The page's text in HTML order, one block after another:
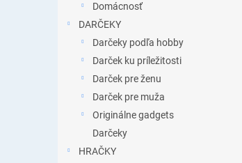
Domácnosť
DARČEKY
Darčeky podľa hobby
Darček ku príležitosti
Darček pre ženu
Darček pre muža
Originálne gadgets
Darčeky
HRAČKY